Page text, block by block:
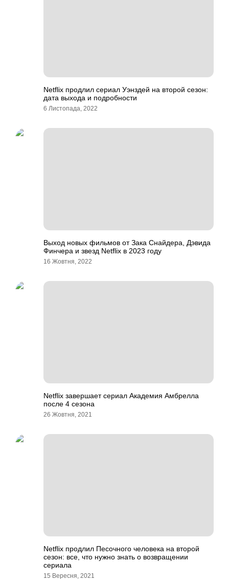
Netflix продлил сериал Уэнздей на второй сезон:
дата выхода и подробности
6 Листопада, 2022
Выход новых фильмов от Зака Снайдера, Дэвида
Финчера и звезд Netflix в 2023 году
16 Жовтня, 2022
Netflix завершает сериал Академия Амбрелла
после 4 сезона
26 Жовтня, 2021
Netflix продлил Песочного человека на второй
сезон: все, что нужно знать о возвращении
сериала
15 Вересня, 2021